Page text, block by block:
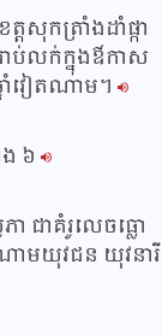
T
i
ត្តសុកត្រាំងដាំផ្កា
ប់លក់ក្នុងឳកាស
វៀតណាម។
៦
ជាគំរូលេចធ្លោ
ោមយុវជន យុវនារី